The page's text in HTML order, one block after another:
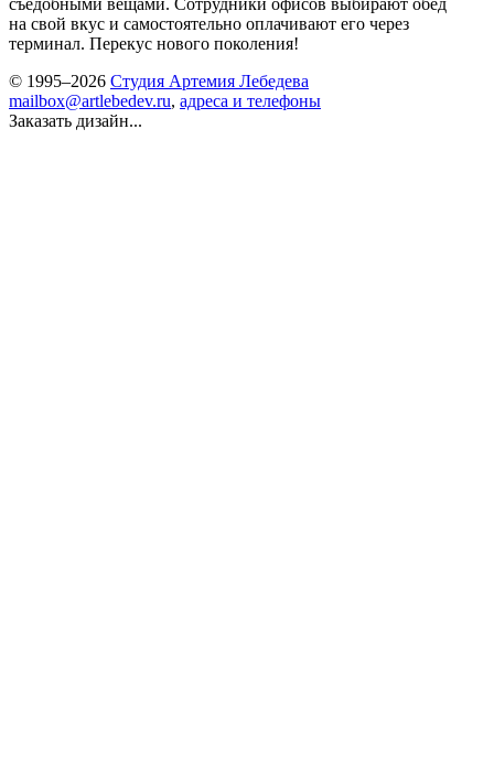
съедобными вещами. Сотрудники офисов выбирают обед
на свой вкус и самостоятельно оплачивают его через
терминал. Перекус нового поколения!
© 1995–2026 Студия Артемия Лебедева
mailbox@artlebedev.ru, адреса и телефоны
Заказать дизайн...